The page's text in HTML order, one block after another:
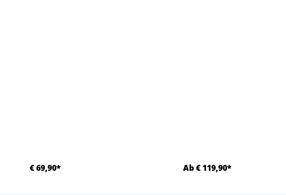
€ 69,90* Ab € 119,90*